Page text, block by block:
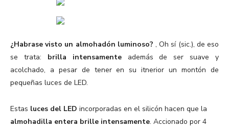
¿Habrase visto un almohadón luminoso? , Oh sí (sic.), de eso
se trata: brilla intensamenteademás de ser suave y
acolchado, a pesar de tener en su itnerior un montón de
pequeñas luces de LED.
Estas luces del LED incorporadas en el silicón hacen que la
almohadilla entera brille intensamente. Accionado por 4